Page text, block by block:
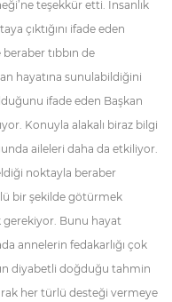
teşekkür etti. İnsanlık
çıktığını ifade eden
tıbbın de
hayatına sunulabildiğini
ifade eden Başkan
Konuyla alakalı biraz bilgi
aileleri daha da etkiliyor.
noktayla beraber
bir şekilde götürmek
Bunu hayat
annelerin fedakarlığı çok
diyabetli doğduğu tahmin
her türlü desteği vermeye